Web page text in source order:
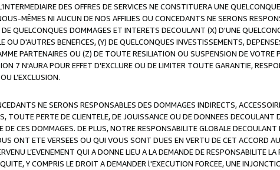
DES OFFRES DE SERVICES NE CONSTITUERA UNE
MÊMES NI AUCUN DE NOS AFFILIES OU CONCEDANTS NE SERONS
QUELCONQUES DOMMAGES ET INTERETS DECOULANT (X) D'UNE
OU D'AUTRES BENEFICES, (Y) DE QUELCONQUES INVESTISSEMENTS,
PARTENAIRES OU (Z) DE TOUTE RESILIATION OU SUSPENSION DE VOTRE
7 N'AURA POUR EFFET D'EXCLURE OU DE LIMITER TOUTE GARANTIE,
L’EXCLUSION.
NE SERONS RESPONSABLES DES DOMMAGES INDIRECTS,
TOUTE PERTE DE CLIENTELE, DE JOUISSANCE OU DE DONNEES DECOULANT
CES DOMMAGES. DE PLUS, NOTRE RESPONSABILITE GLOBALE DECOULANT
ONT ETE VERSEES OU QUI VOUS SONT DUES EN VERTU DE CET ACCORD
L’EVENEMENT QUI A DONNE LIEU A LA DEMANDE DE RESPONSABILITE
Y COMPRIS LE DROIT A DEMANDER l'EXECUTION FORCEE, UNE